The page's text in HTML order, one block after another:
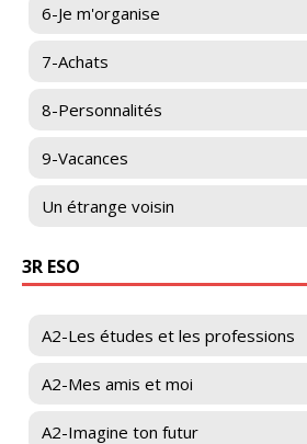
6-Je m'organise
7-Achats
8-Personnalités
9-Vacances
Un étrange voisin
3R ESO
A2-Les études et les professions
A2-Mes amis et moi
A2-Imagine ton futur